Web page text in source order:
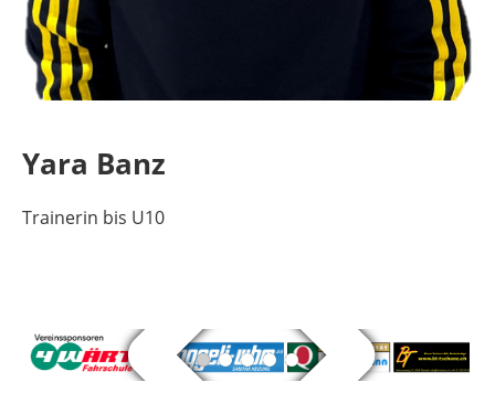
Yara Banz
Trainerin bis U10